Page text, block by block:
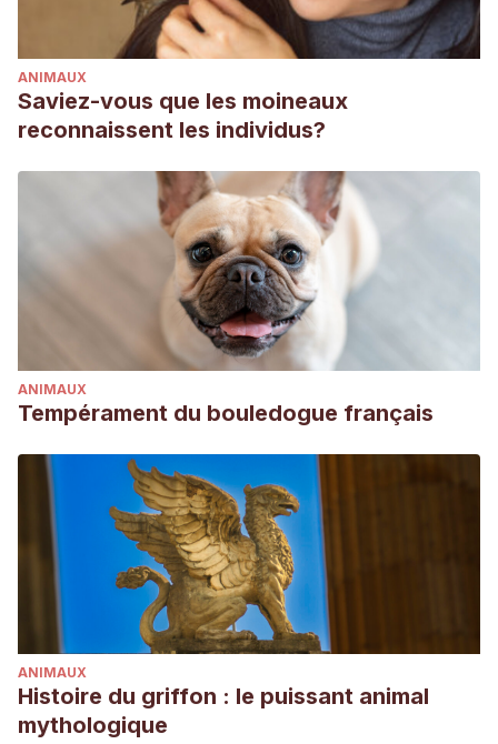
ANIMAUX
Saviez-vous que les moineaux
reconnaissent les individus?
ANIMAUX
Tempérament du bouledogue français
ANIMAUX
Histoire du griffon : le puissant animal
mythologique